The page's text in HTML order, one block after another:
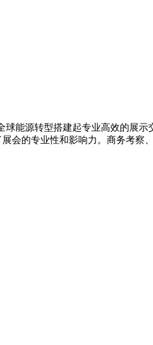
能源转型搭建起专业高效的展示
会的专业性和影响力。商务考察